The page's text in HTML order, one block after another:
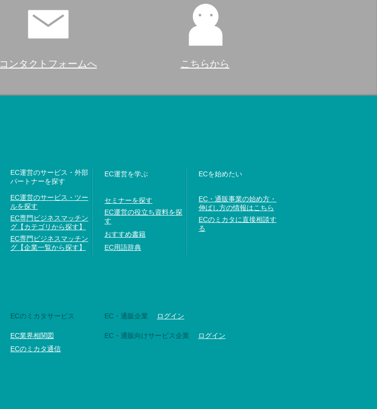
コンタクトフォームへ こちらから
EC運営のサービス・外部
パートナーを探す
EC運営のサービス・ツー
ルを探す
EC専門ビジネスマッチン
グ【カテゴリから探す】
EC専門ビジネスマッチン
グ【企業一覧から探す】
EC運営を学ぶ
セミナーを探す
EC運営の役立ち資料を探
す
おすすめ書籍
EC用語辞典
ECを始めたい
EC・通販事業の始め方・
伸ばし方の情報はこちら
ECのミカタに直接相談す
る
ECのミカタサービス
EC業界相関図
ECのミカタ通信
EC・通販企業 ログイン
EC・通販向けサービス企業 ログイン